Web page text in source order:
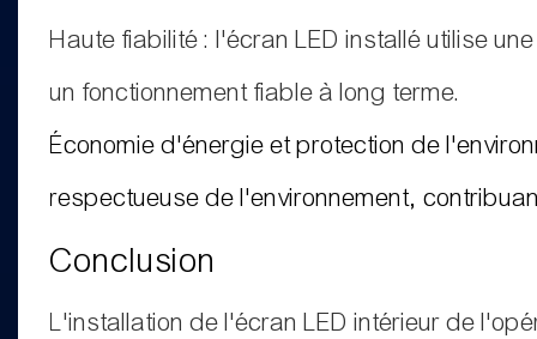
Haute fiabilité : l'écran LED installé utilise
un fonctionnement fiable à long terme.
Économie d'énergie et protection de
respectueuse de l'environnement,
Conclusion
L'installation de l'écran LED intérieur de